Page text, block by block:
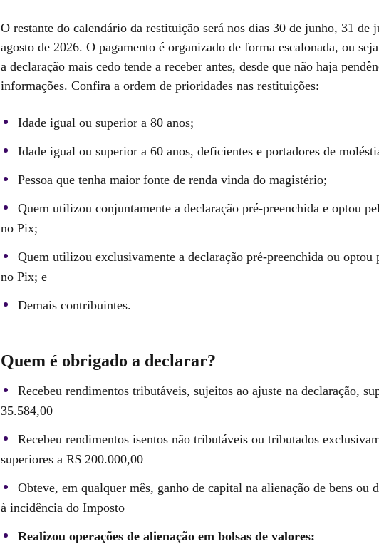
O restante do calendário da restituição será nos dias 30 de junho, 31 de
agosto de 2026. O pagamento é organizado de forma escalonada, ou
a declaração mais cedo tende a receber antes, desde que não haja
informações. Confira a ordem de prioridades nas restituições:
Idade igual ou superior a 80 anos;
Idade igual ou superior a 60 anos, deficientes e portadores de
Pessoa que tenha maior fonte de renda vinda do magistério;
Quem utilizou conjuntamente a declaração pré-preenchida e optou
no Pix;
Quem utilizou exclusivamente a declaração pré-preenchida ou optou
no Pix; e
Demais contribuintes.
Quem é obrigado a declarar?
Recebeu rendimentos tributáveis, sujeitos ao ajuste na declaração,
35.584,00
Recebeu rendimentos isentos não tributáveis ou tributados
superiores a R$ 200.000,00
Obteve, em qualquer mês, ganho de capital na alienação de bens ou
à incidência do Imposto
Realizou operações de alienação em bolsas de valores: